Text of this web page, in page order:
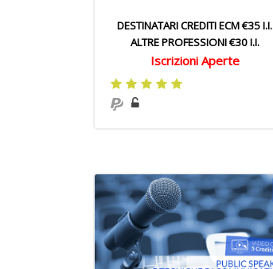
DESTINATARI CREDITI ECM €35 I.I.
ALTRE PROFESSIONI €30 I.I.
Iscrizioni Aperte